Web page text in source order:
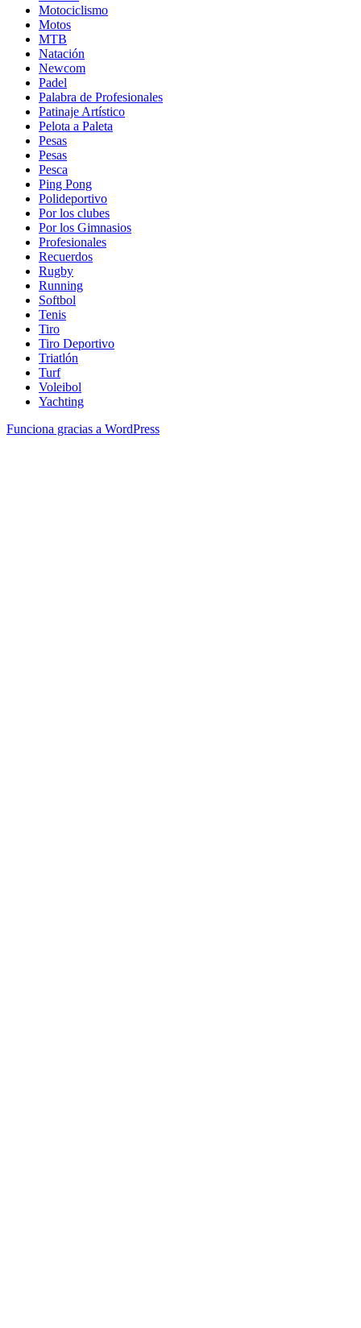
Motociclismo
Motos
MTB
Natación
Newcom
Padel
Palabra de Profesionales
Patinaje Artístico
Pelota a Paleta
Pesas
Pesas
Pesca
Ping Pong
Polideportivo
Por los clubes
Por los Gimnasios
Profesionales
Recuerdos
Rugby
Running
Softbol
Tenis
Tiro
Tiro Deportivo
Triatlón
Turf
Voleibol
Yachting
Funciona gracias a WordPress